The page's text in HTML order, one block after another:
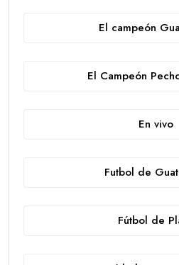
El campeón
El Campeón
En vivo
Futbol de
Fútbol de